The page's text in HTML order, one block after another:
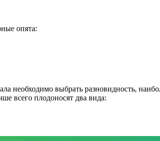
опята:
необходимо выбрать разновидность,
всего плодоносят два вида: